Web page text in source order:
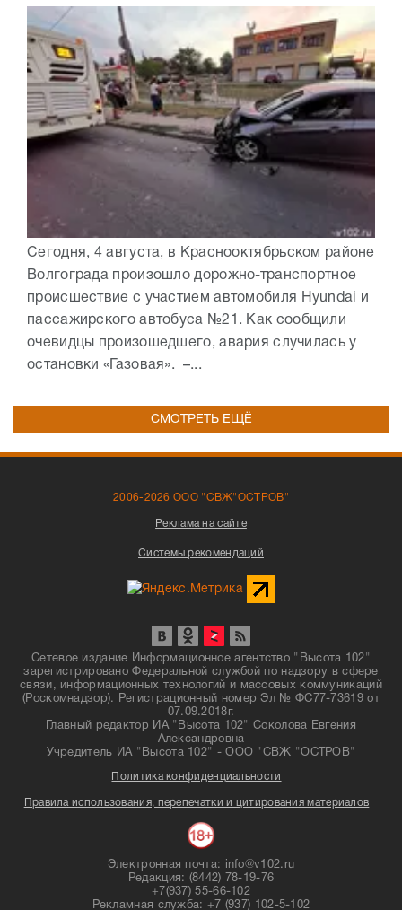
Сегодня, 4 августа, в Краснооктябрьском районе
Волгограда произошло дорожно-транспортное
происшествие с участием автомобиля Hyundai и
пассажирского автобуса №21. Как сообщили
очевидцы произошедшего, авария случилась у
остановки «Газовая». –...
СМОТРЕТЬ ЕЩЁ
2006-2026 ООО "СВЖ"ОСТРОВ"
Реклама на сайте
Системы рекомендаций
Сетевое издание Информационное агентство "Высота 102"
зарегистрировано Федеральной службой по надзору в сфере
связи, информационных технологий и массовых коммуникаций
(Роскомнадзор). Регистрационный номер Эл № ФС77-73619 от
07.09.2018г.
Главный редактор ИА "Высота 102" Соколова Евгения
Александровна
Учредитель ИА "Высота 102" - ООО "СВЖ "ОСТРОВ"
Политика конфиденциальности
Правила использования, перепечатки и цитирования материалов
Электронная почта: info@v102.ru
Редакция: (8442) 78-19-76
+7(937) 55-66-102
Рекламная служба: +7 (937) 102-5-102